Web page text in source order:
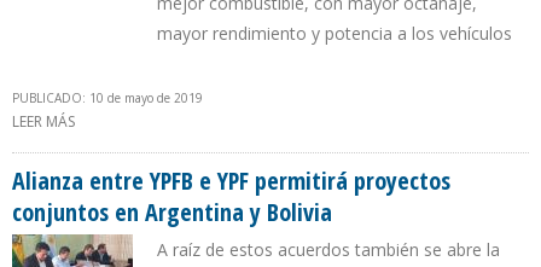
mayor rendimiento y potencia a los vehículos
PUBLICADO: 10 de mayo de 2019
LEER MÁS
Alianza entre YPFB e YPF permitirá proyectos
conjuntos en Argentina y Bolivia
A raíz de estos acuerdos también se abre la